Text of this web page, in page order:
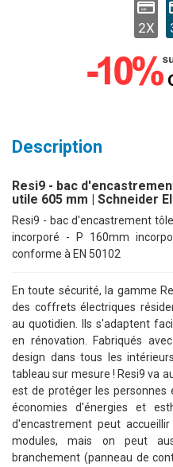
2X
Description
Resi9 - bac
utile 605 mm | Schneider
Resi9 - bac d'encastrement
incorporé - P 160mm
conforme à EN 50102
En toute sécurité, la gamme
des coffrets électriques
au quotidien. Ils s'adaptent
en rénovation. Fabriqués
design dans tous les
tableau sur mesure ! Resi9 va
est de protéger les
économies d'énergies et
d'encastrement peut
modules, mais on peut
branchement (panneau de